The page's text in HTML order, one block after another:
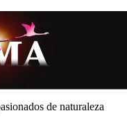
de naturaleza